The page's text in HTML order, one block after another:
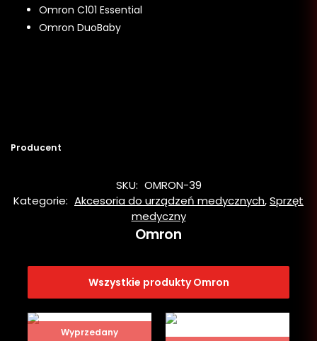
Omron C101 Essential
Omron DuoBaby
Producent
SKU: OMRON-39
Kategorie: Akcesoria do urządzeń medycznych,Sprzęt
medyczny
Omron
Wszystkie produkty Omron
Wyprzedany